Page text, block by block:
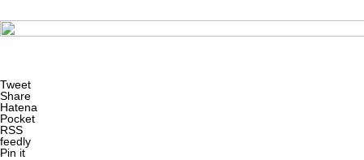
Tweet
Share
Hatena
Pocket
RSS
feedly
Pin it